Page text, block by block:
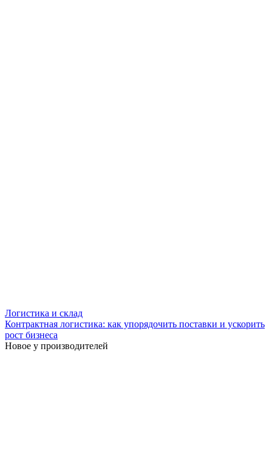
Логистика и склад
Контрактная логистика: как упорядочить поставки и ускорить
рост бизнеса
Новое у производителей